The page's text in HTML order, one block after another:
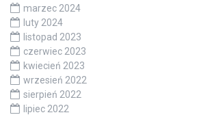
marzec 2024
luty 2024
listopad 2023
czerwiec 2023
kwiecień 2023
wrzesień 2022
sierpień 2022
lipiec 2022